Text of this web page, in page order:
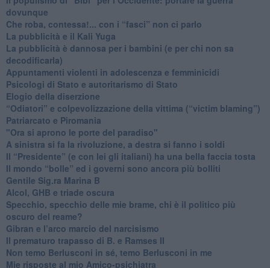
dovunque
​Che roba, contessa!... con i “fasci” non ci parlo
La pubblicità e il Kali Yuga
​La pubblicità è dannosa per i bambini (e per chi non sa
decodificarla)
​Appuntamenti violenti in adolescenza e femminicidi
​Psicologi di Stato e autoritarismo di Stato
Elogio della diserzione
“Odiatori” e colpevolizzazione della vittima (“victim blaming”)
​Patriarcato e Piromania
"Ora si aprono le porte del paradiso"
​A sinistra si fa la rivoluzione, a destra si fanno i soldi
​Il “Presidente” (e con lei gli italiani) ha una bella faccia tosta
​Il mondo “bolle” ed i governi sono ancora più bolliti
​Gentile Sig.ra Marina B
​Alcol, GHB e triade oscura
​Specchio, specchio delle mie brame, chi è il politico più
oscuro del reame?
​Gibran e l’arco marcio del narcisismo
​Il prematuro trapasso di B. e Ramses II
​Non temo Berlusconi in sé, temo Berlusconi in me
​Mie risposte al mio Amico-psichiatra